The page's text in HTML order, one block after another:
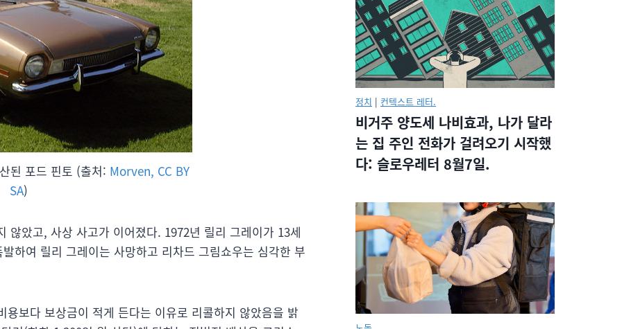
된 포드 핀토 (출처: Morven, CC BY
SA)
았고, 사상 사고가 이어졌다. 1972년 릴리 그레이가 13세
하여 릴리 그레이는 사망하고 리차드 그림쇼우는 심각한 부
보다 보상금이 적게 든다는 이유로 리콜하지 않았음을 밝
정치 | 컨텍스트 레터.
비거주 양도세 나비효과, 나가 달라
는 집 주인 전화가 걸려오기 시작했
다: 슬로우레터 8월7일.